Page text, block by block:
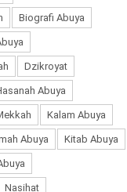
Biografi Abuya
Dzikroyat
Abuya
Kalam Abuya
Abuya Kitab Abuya
Nasihat